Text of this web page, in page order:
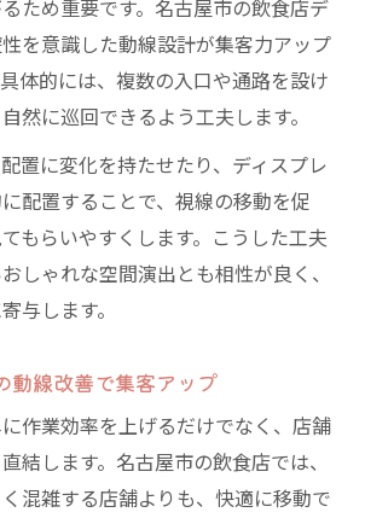
ため重要です。名古屋市の飲食店デ
を意識した動線設計が集客力アップ
体的には、複数の入口や通路を設け
然に巡回できるよう工夫します。
置に変化を持たせたり、ディスプレ
配置することで、視線の移動を促
もらいやすくします。こうした工夫
しゃれな空間演出とも相性が良く、
与します。
動線改善で集客アップ
作業効率を上げるだけでなく、店舗
結します。名古屋市の飲食店では、
混雑する店舗よりも、快適に移動で